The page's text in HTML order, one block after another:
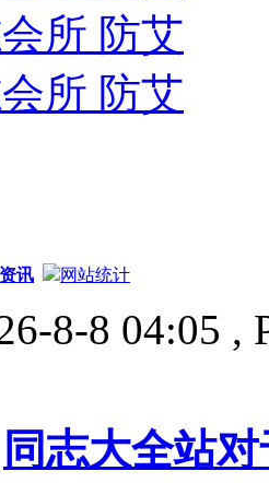
所 防艾
所 防艾
讯 网站统计
8-8 04:05 ,
同志大全站